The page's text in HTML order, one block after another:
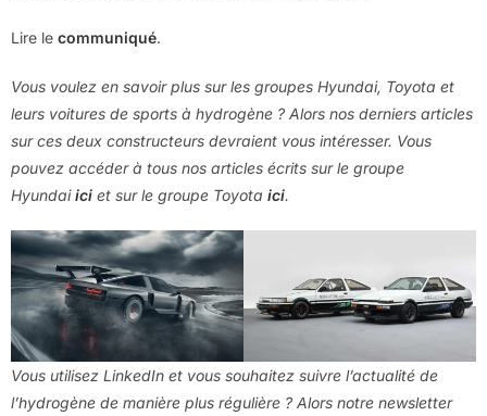
Lire le communiqué.
Vous voulez en savoir plus sur les groupes Hyundai, Toyota et
leurs voitures de sports à hydrogène ? Alors nos derniers articles
sur ces deux constructeurs devraient vous intéresser. Vous
pouvez accéder à tous nos articles écrits sur le groupe
Hyundaiici et sur le groupe Toyota ici.
Vous utilisez LinkedIn et vous souhaitez suivre l’actualité de
l’hydrogène de manière plus régulière ? Alors notre newsletter